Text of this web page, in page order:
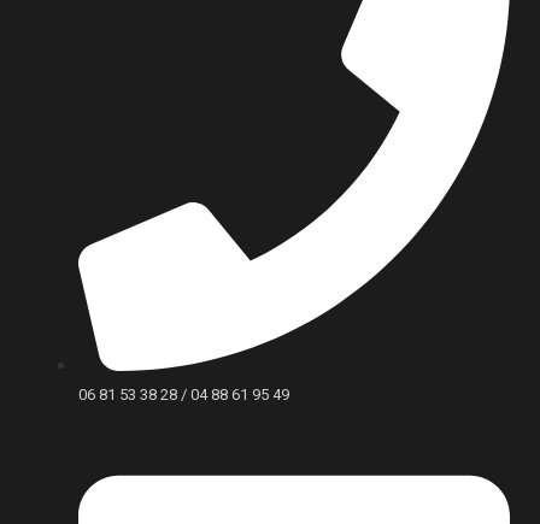
06 81 53 38 28 / 04 88 61 95 49